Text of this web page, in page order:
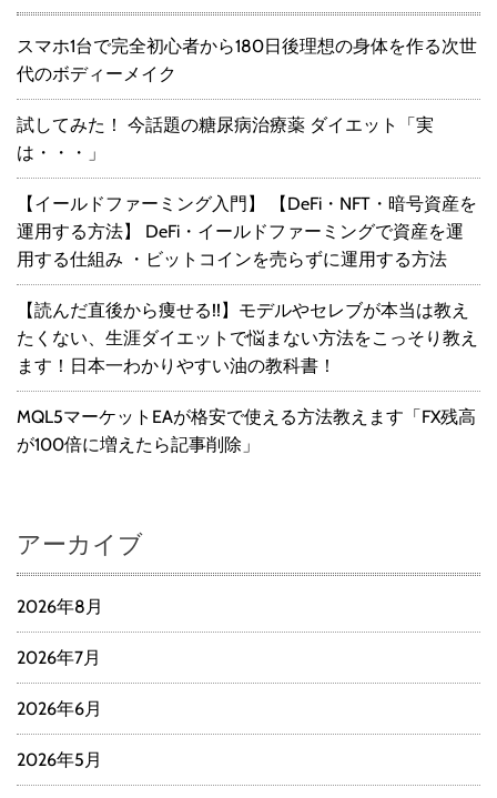
スマホ1台で完全初心者から180日後理想の身体を作る次世
代のボディーメイク
試してみた！ 今話題の糖尿病治療薬 ダイエット「実
は・・・」
【イールドファーミング入門】 【DeFi・NFT・暗号資産を
運用する方法】 DeFi・イールドファーミングで資産を運
用する仕組み ・ビットコインを売らずに運用する方法
【読んだ直後から痩せる!!】モデルやセレブが本当は教え
たくない、生涯ダイエットで悩まない方法をこっそり教え
ます！日本一わかりやすい油の教科書！
MQL5マーケットEAが格安で使える方法教えます「FX残高
が100倍に増えたら記事削除」
アーカイブ
2026年8月
2026年7月
2026年6月
2026年5月